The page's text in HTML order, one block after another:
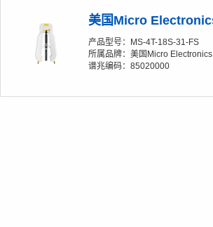
产品型号：MS-4T-18S-31-FS
所属品牌：美国Micro Electronics
谱兆编码：85020000